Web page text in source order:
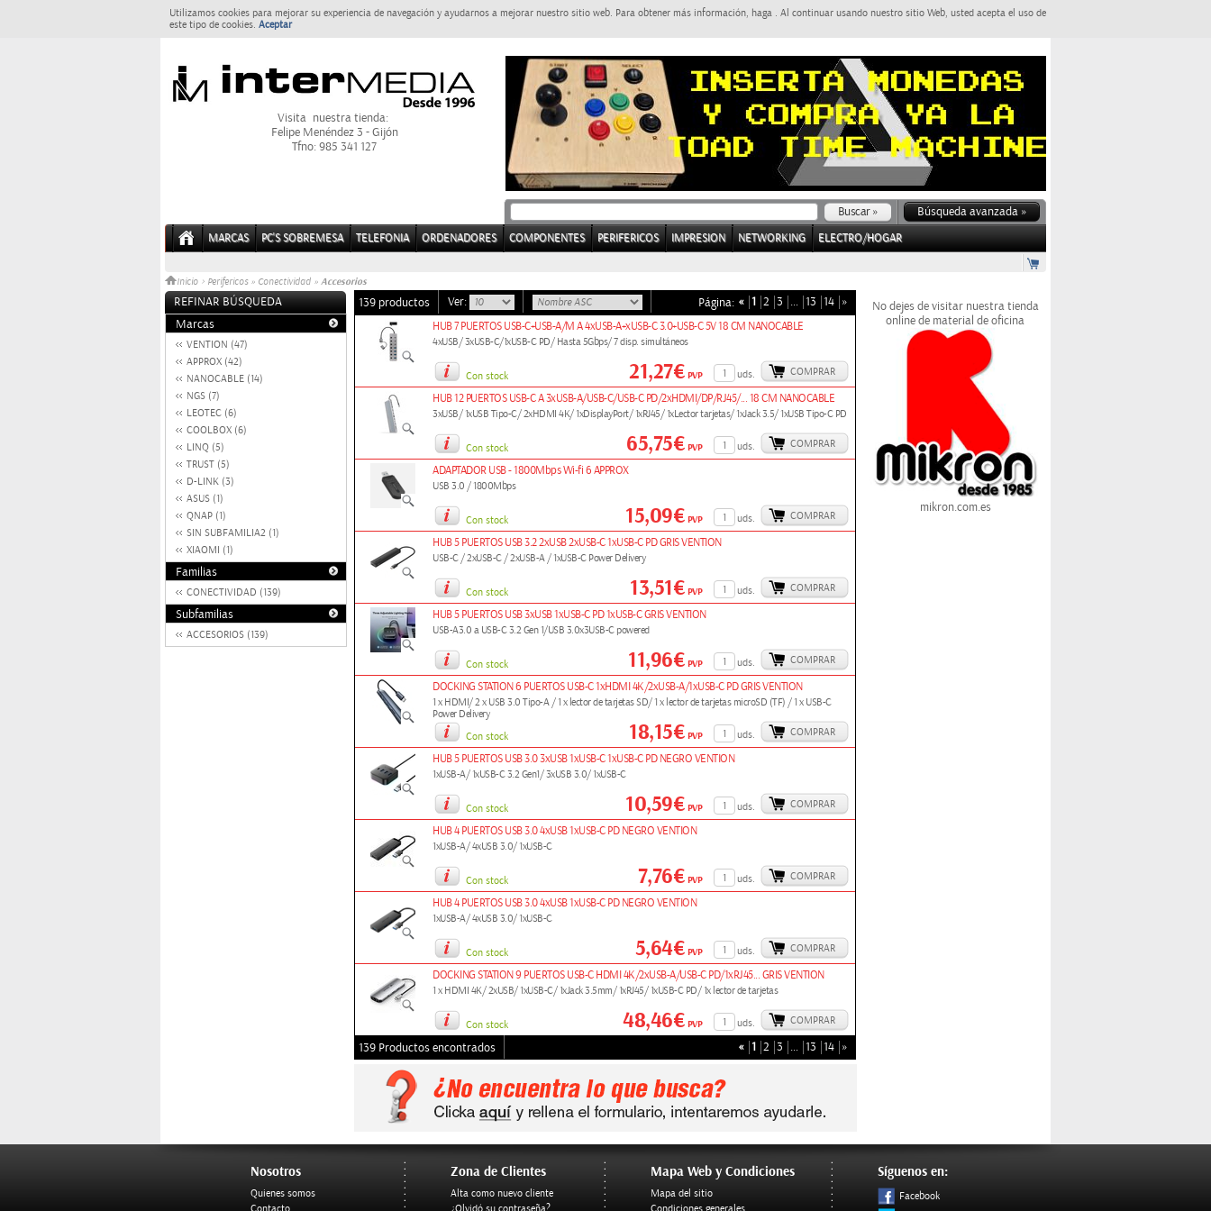
Utilizamos cookies para mejorar su experiencia de navegación y ayudarnos a mejorar nuestro sitio web. Para obtener más información, haga . Al continuar usando nuestro sitio Web, usted acepta el uso de
este tipo de cookies. Aceptar
Visita nuestra tienda:
Felipe Menéndez 3 - Gijón
Tfno: 985 341 127
Búsqueda avanzada »
MARCAS PC'S SOBREMESA TELEFONIA ORDENADORES COMPONENTES PERIFERICOS IMPRESION NETWORKING ELECTRO/HOGAR
Inicio > Perifericos » Conectividad » Accesorios
REFINAR BÚSQUEDA
Marcas
VENTION (47)
APPROX (42)
NANOCABLE (14)
NGS (7)
LEOTEC (6)
COOLBOX (6)
LINQ (5)
TRUST (5)
D-LINK (3)
ASUS (1)
QNAP (1)
SIN SUBFAMILIA2 (1)
XIAOMI (1)
Familias
CONECTIVIDAD (139)
Subfamilias
ACCESORIOS (139)
139 productos Ver: Página: « 1 2 3 … 13 14 »
HUB 7 PUERTOS USB-C+USB-A/M A 4xUSB-A+xUSB-C 3.0+USB-C 5V 18 CM NANOCABLE
4xUSB/ 3xUSB-C/1xUSB-C PD/ Hasta 5Gbps/ 7 disp. simultáneos
Con stock uds. COMPRAR
21,27€PVP
HUB 12 PUERTOS USB-C A 3xUSB-A/USB-C/USB-C PD/2xHDMI/DP/RJ45/... 18 CM NANOCABLE
3xUSB/ 1xUSB Tipo-C/ 2xHDMI 4K/ 1xDisplayPort/ 1xRJ45/ 1xLector tarjetas/ 1xJack 3.5/ 1xUSB Tipo-C PD
Con stock uds. COMPRAR
65,75€PVP
ADAPTADOR USB - 1800Mbps Wi-fi 6 APPROX
USB 3.0 / 1800Mbps
Con stock uds. COMPRAR
15,09€PVP
HUB 5 PUERTOS USB 3.2 2xUSB 2xUSB-C 1xUSB-C PD GRIS VENTION
USB-C / 2xUSB-C / 2xUSB-A / 1xUSB-C Power Delivery
Con stock uds. COMPRAR
13,51€PVP
HUB 5 PUERTOS USB 3xUSB 1xUSB-C PD 1xUSB-C GRIS VENTION
USB-A3.0 a USB-C 3.2 Gen 1/USB 3.0x3USB-C powered
Con stock uds. COMPRAR
11,96€PVP
DOCKING STATION 6 PUERTOS USB-C 1xHDMI 4K/2xUSB-A/1xUSB-C PD GRIS VENTION
1 x HDMI/ 2 x USB 3.0 Tipo-A / 1 x lector de tarjetas SD/ 1 x lector de tarjetas microSD (TF) / 1 x USB-C
Power Delivery
Con stock
uds. COMPRAR
18,15€PVP
HUB 5 PUERTOS USB 3.0 3xUSB 1xUSB-C 1xUSB-C PD NEGRO VENTION
1xUSB-A/ 1xUSB-C 3.2 Gen1/ 3xUSB 3.0/ 1xUSB-C
Con stock uds. COMPRAR
10,59€PVP
HUB 4 PUERTOS USB 3.0 4xUSB 1xUSB-C PD NEGRO VENTION
1xUSB-A/ 4xUSB 3.0/ 1xUSB-C
Con stock uds. COMPRAR
7,76€PVP
HUB 4 PUERTOS USB 3.0 4xUSB 1xUSB-C PD NEGRO VENTION
1xUSB-A/ 4xUSB 3.0/ 1xUSB-C
Con stock uds. COMPRAR
5,64€PVP
DOCKING STATION 9 PUERTOS USB-C HDMI 4K/2xUSB-A/USB-C PD/1xRJ45... GRIS VENTION
1 x HDMI 4K/ 2xUSB/ 1xUSB-C/ 1xJack 3.5mm/ 1xRJ45/ 1xUSB-C PD/ 1x lector de tarjetas
Con stock uds. COMPRAR
48,46€PVP
139 Productos encontrados « 1 2 3 … 13 14 »
No dejes de visitar nuestra tienda
online de material de oficina
mikron.com.es
Nosotros
Quienes somos
Zona de Clientes
Alta como nuevo cliente
Mapa Web y Condiciones
Mapa del sitio
Síguenos en:
Facebook